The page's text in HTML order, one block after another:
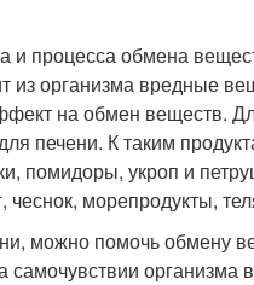
процесса обмена
организма вредные
на обмен веществ.
печени. К таким
помидоры, укроп и
морепродукты,
можно помочь обмену
самочувствии организма